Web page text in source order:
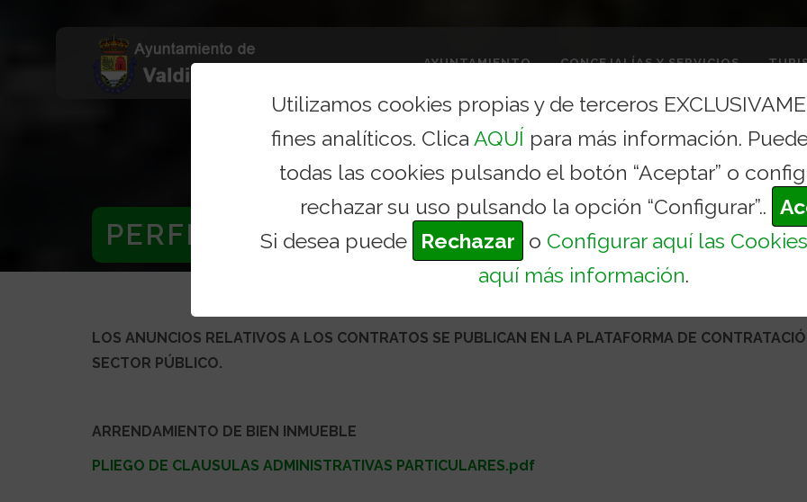
Utilizamos cookies propias y de terceros
fines analíticos. Clica AQUÍ para más información.
todas las cookies pulsando el botón “Aceptar” o
rechazar su uso pulsando la opción “Configurar”..
Si desea puede
Rechazar o Configurar aquí las Cookies
aquí más información.
AYUNTAMIENTO CONCEJALÍAS Y SERVICIOS
PERFIL DEL CONTRATANTE
LOS ANUNCIOS RELATIVOS A LOS CONTRATOS SE PUBLICAN EN LA PLATAFORMA DE
SECTOR PÚBLICO.
ARRENDAMIENTO DE BIEN INMUEBLE
PLIEGO DE CLAUSULAS ADMINISTRATIVAS PARTICULARES.pdf